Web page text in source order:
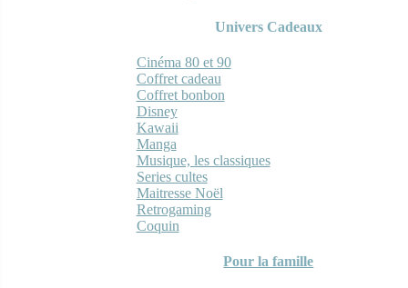
Univers Cadeaux
Cinéma 80 et 90
Coffret cadeau
Coffret bonbon
Disney
Kawaii
Manga
Musique, les classiques
Series cultes
Maitresse Noël
Retrogaming
Coquin
Pour la famille